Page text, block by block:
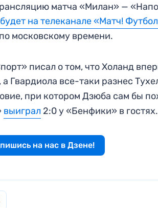
матча «Милан» —
на телеканале «Матч!
московскому времени.
писал о том, что Холанд
Гвардиола все-таки разнес
при котором Дзюба сам бы
выиграл 2:0 у «Бенфики» в гостях.
на нас в Дзене!